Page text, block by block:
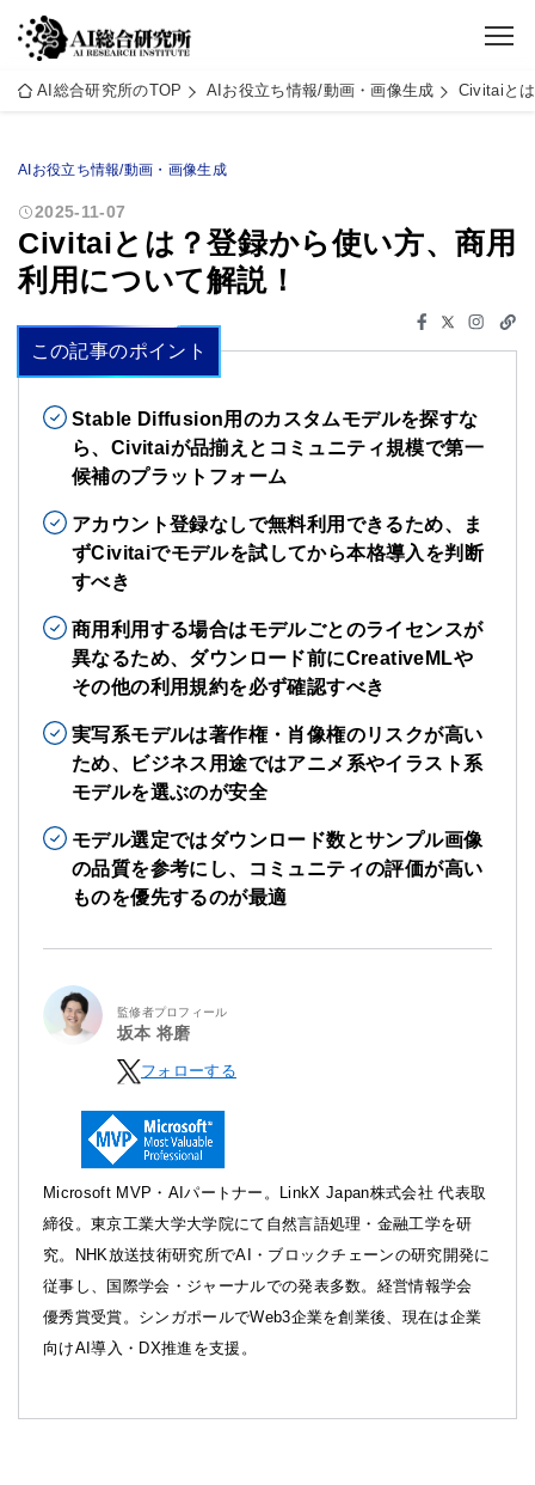
AI総合研究所のTOP AIお役立ち情報/動画・画像生成 Civitaiと
AIお役立ち情報/動画・画像生成
2025-11-07
Civitaiとは？登録から使い方、商用
利用について解説！
この記事のポイント
Stable Diffusion用のカスタムモデルを探すな
ら、Civitaiが品揃えとコミュニティ規模で第一
候補のプラットフォーム
アカウント登録なしで無料利用できるため、ま
ずCivitaiでモデルを試してから本格導入を判断
すべき
商用利用する場合はモデルごとのライセンスが
異なるため、ダウンロード前にCreativeMLや
その他の利用規約を必ず確認すべき
実写系モデルは著作権・肖像権のリスクが高い
ため、ビジネス用途ではアニメ系やイラスト系
モデルを選ぶのが安全
モデル選定ではダウンロード数とサンプル画像
の品質を参考にし、コミュニティの評価が高い
ものを優先するのが最適
監修者プロフィール
坂本 将磨
フォローする
Microsoft MVP・AIパートナー。LinkX Japan株式会社 代表取
締役。東京工業大学大学院にて自然言語処理・金融工学を研
究。NHK放送技術研究所でAI・ブロックチェーンの研究開発に
従事し、国際学会・ジャーナルでの発表多数。経営情報学会
優秀賞受賞。シンガポールでWeb3企業を創業後、現在は企業
向けAI導入・DX推進を支援。